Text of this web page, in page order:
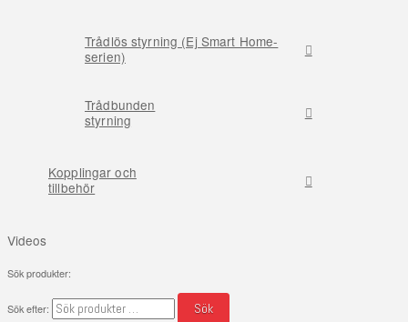
Trådlös styrning (Ej Smart Home-
serien)
Trådbunden
styrning
Kopplingar och
tillbehör
Videos
Sök produkter:
Sök efter: Sök